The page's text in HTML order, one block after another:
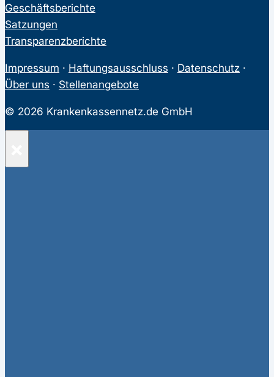
Geschäftsberichte
Satzungen
Transparenzberichte
Impressum · Haftungsausschluss · Datenschutz ·
Über uns · Stellenangebote
© 2026 Krankenkassennetz.de GmbH